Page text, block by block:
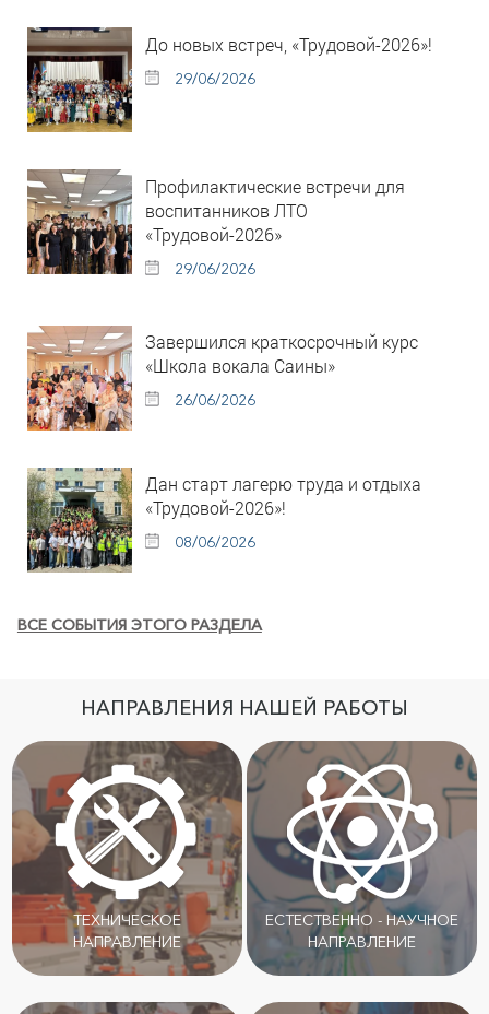
До новых встреч, «Трудовой-2026»!
29/06/2026
Профилактические встречи для
воспитанников ЛТО
«Трудовой-2026»
29/06/2026
Завершился краткосрочный курс
«Школа вокала Саины»
26/06/2026
Дан старт лагерю труда и отдыха
«Трудовой-2026»!
08/06/2026
ВСЕ СОБЫТИЯ ЭТОГО РАЗДЕЛА
НАПРАВЛЕНИЯ НАШЕЙ РАБОТЫ
ТЕХНИЧЕСКОЕ
НАПРАВЛЕНИЕ
ЕСТЕСТВЕННО - НАУЧНОЕ
НАПРАВЛЕНИЕ